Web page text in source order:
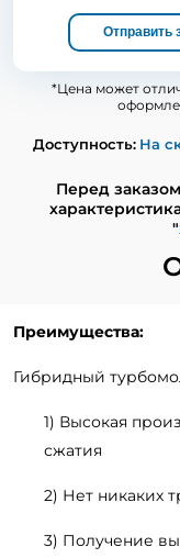
Отправить
*Цена может
Доступность: На
Перед
"
Преимущества:
Гибридный
1) Высокая
сжатия
2) Нет никаких
3) Получение